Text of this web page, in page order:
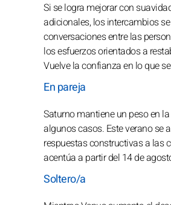
Si se logra mejorar con
adicionales, los intercambios
conversaciones entre las
los esfuerzos orientados a
Vuelve la confianza en lo que
En pareja
Saturno mantiene un peso en
algunos casos. Este verano se
respuestas constructivas a las
acentúa a partir del 14 de
Soltero/a